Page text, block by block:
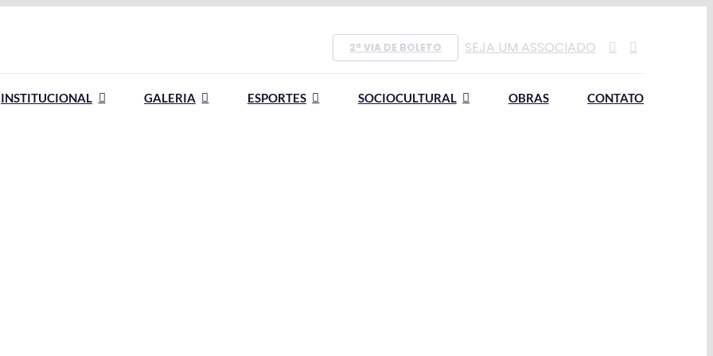
2ª VIA DE BOLETO SEJA UM ASSOCIADO
INSTITUCIONAL GALERIA ESPORTES SOCIOCULTURAL OBRAS CONTATO